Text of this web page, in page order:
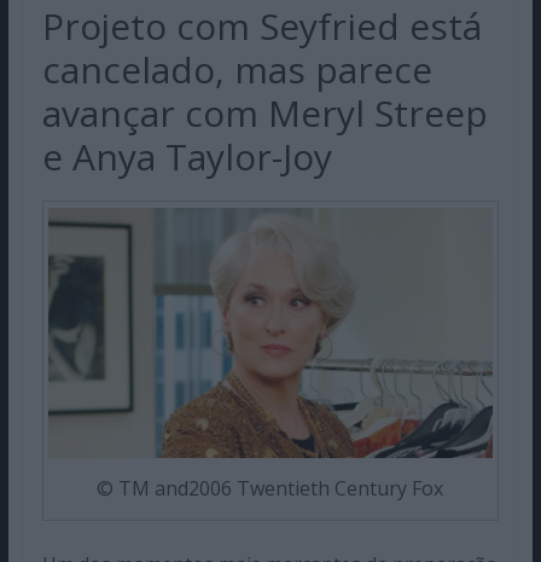
Projeto com Seyfried está
cancelado, mas parece
avançar com Meryl Streep
e Anya Taylor-Joy
© TM and2006 Twentieth Century Fox